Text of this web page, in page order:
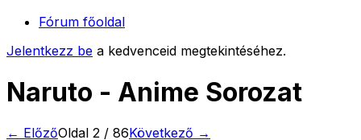
Fórum főoldal
Jelentkezz be a kedvenceid megtekintéséhez.
Naruto - Anime Sorozat
← ElőzőOldal 2 / 86Következő →